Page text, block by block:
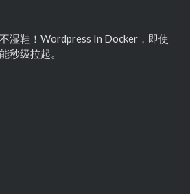
湿鞋！Wordpress In Docker，即使
秒级拉起。